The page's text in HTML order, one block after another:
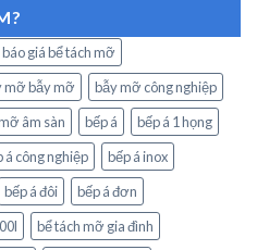
báo giá bể tách mỡ
mỡ bẫy mỡ
bẫy mỡ công nghiệp
âm sàn bếp á
bếp á 1 họng
á công nghiệp
bếp á inox
bếp á đôi
bếp á đơn
bể tách mỡ gia đình